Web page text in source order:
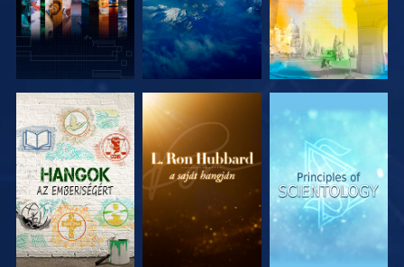
A SOROZAT
RÉSZEI
A SOROZAT
RÉSZEI
A SOROZAT
RÉSZEI